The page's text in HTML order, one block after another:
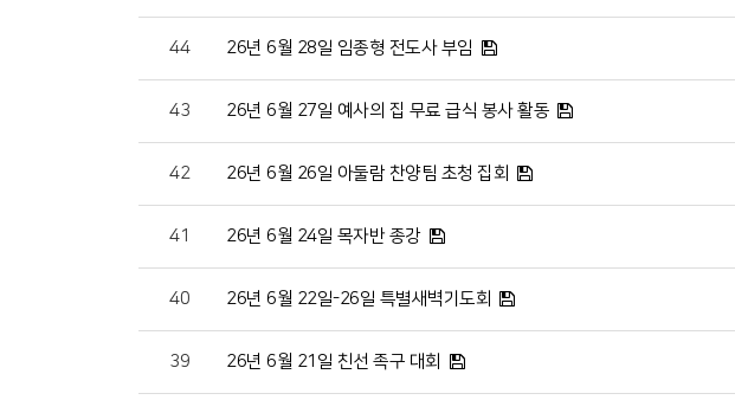
44 26년 6월 28일 임종형 전도사 부임
43 26년 6월 27일 예사의 집 무료 급식 봉사 활동
42 26년 6월 26일 아둘람 찬양팀 초청 집회
41 26년 6월 24일 목자반 종강
40 26년 6월 22일-26일 특별새벽기도회
39 26년 6월 21일 친선 족구 대회